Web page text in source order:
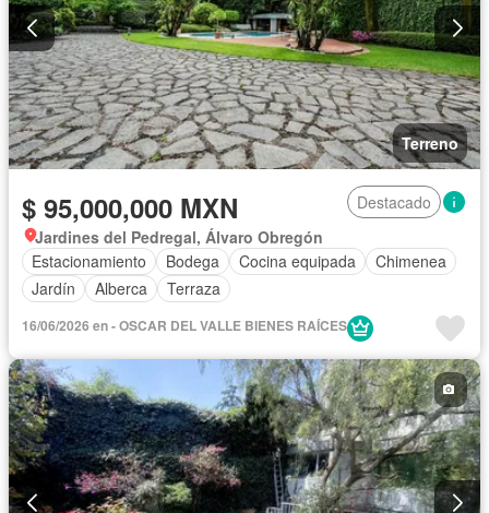
Terreno
$ 95,000,000 MXN
Destacado
Jardines del Pedregal, Álvaro Obregón
Estacionamiento
Bodega Cocina equipada
Chimenea
Jardín
Alberca Terraza
16/06/2026 en - OSCAR DEL VALLE BIENES RAÍCES